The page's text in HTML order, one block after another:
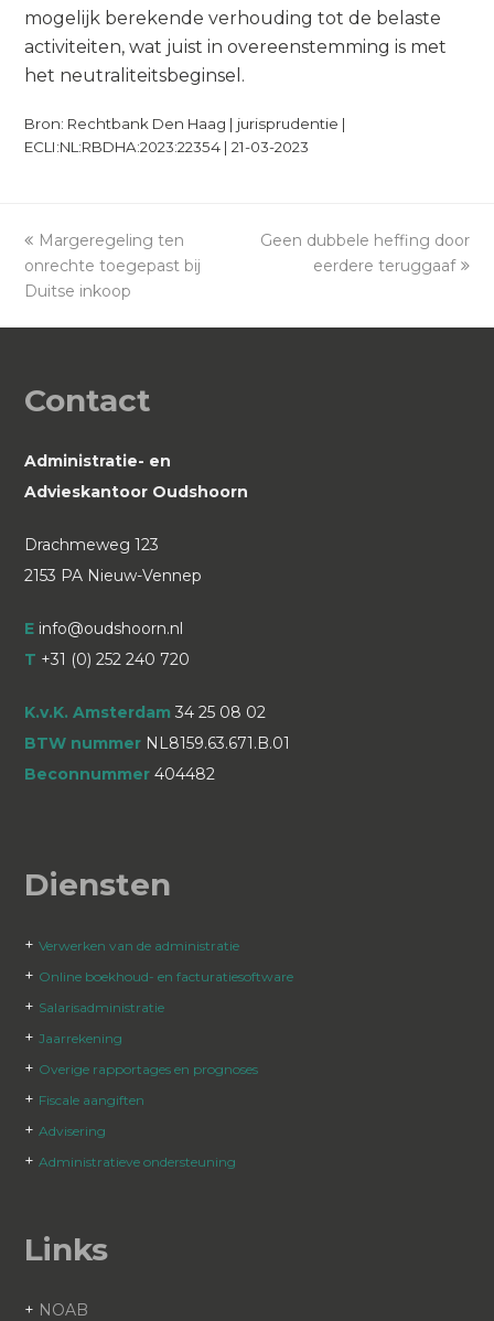
mogelijk berekende verhouding tot de belaste
activiteiten, wat juist in overeenstemming is met
het neutraliteitsbeginsel.
Bron: Rechtbank Den Haag | jurisprudentie |
ECLI:NL:RBDHA:2023:22354 | 21-03-2023
previous
post:
Margeregeling ten
onrechte toegepast bij
Duitse inkoop
next
Geen dubbele heffing door
eerdere teruggaaf
Contact
Administratie- en
Advieskantoor Oudshoorn
Drachmeweg 123
2153 PA Nieuw-Vennep
E info@oudshoorn.nl
T +31 (0) 252 240 720
K.v.K. Amsterdam 34 25 08 02
BTW nummer NL8159.63.671.B.01
Beconnummer 404482
Diensten
+Verwerken van de administratie
+ Online boekhoud- en facturatiesoftware
+ Salarisadministratie
+Jaarrekening
+ Overige rapportages en prognoses
+ Fiscale aangiften
+Advisering
+Administratieve ondersteuning
Links
+ NOAB